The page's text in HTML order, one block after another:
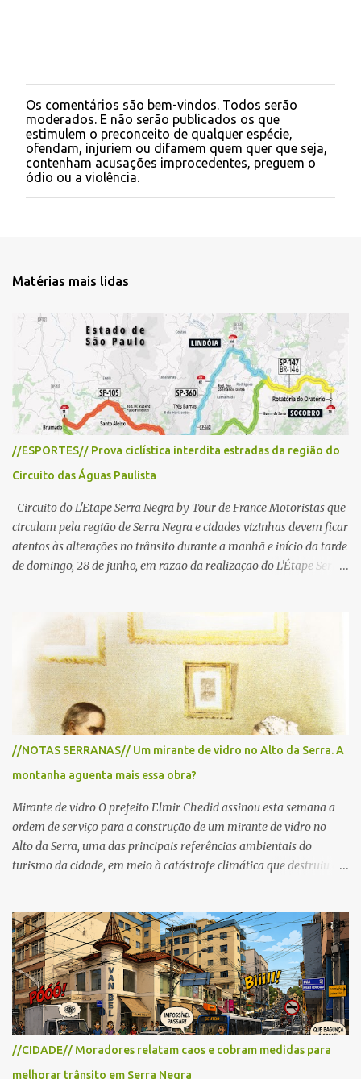
P
o
s
t
a
r
u
n
i
o
Os comentários são bem-vindos. Todos serão
moderados. E não serão publicados os que
estimulem o preconceito de qualquer espécie,
ofendam, injuriem ou difamem quem quer que seja,
contenham acusações improcedentes, preguem o
ódio ou a violência.
Matérias mais lidas
//ESPORTES// Prova ciclística interdita estradas da região do
Circuito das Águas Paulista
Circuito do L'Etape Serra Negra by Tour de France Motoristas que
circulam pela região de Serra Negra e cidades vizinhas devem ficar
atentos às alterações no trânsito durante a manhã e início da tarde
de domingo, 28 de junho, em razão da realização do L'Étape Serra
reunirá atletas de diferentes regiões do país e terá percursos
passando pelos municípios de Serra Negra, Amparo, Monte Alegre
do Sul, Lindoia e Socorro. Para garantir a segurança dos
participantes e do público, diversos trechos de rodovias e estradas
da região serão interditados temporariamente ao longo da prova.
A largada será na Rua Coronel Pedro Penteado, em Serra Negra,
para cerca de 2.000 ciclistas, às 6h30. De acordo com o
cronograma da organização e de todas as prefeituras envolvidas,
as interdições ocorrerão de forma programada e os trechos serão
//NOTAS SERRANAS// Um mirante de vidro no Alto da Serra. A
montanha aguenta mais essa obra?
Mirante de vidro O prefeito Elmir Chedid assinou esta semana a
ordem de serviço para a construção de um mirante de vidro no
Alto da Serra, uma das principais referências ambientais do
turismo da cidade, em meio à catástrofe climática que destruiu o
ambiental nas políticas públicas. Preservação permanente O Alto
da Serra está localizado em uma das Áreas de Preservação
Permanente no município, chamadas de APP no Código Florestal
Brasileiro, Lei nº 12.651/12. As APPS são protegidas com a função
ambiental de preservar os recursos hídricos, a paisagem, a
proteção do solo e a biodiversidade para assegurar a qualidade de
vida da população. No local já estão instaladas torres de
transmissão de televisão e telefonia celular, contêineres de uso
//CIDADE// Moradores relatam caos e cobram medidas para
melhorar trânsito em Serra Negra